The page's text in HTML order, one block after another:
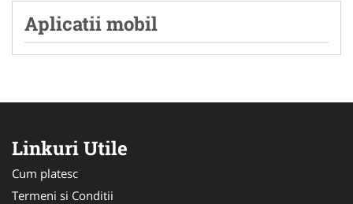
Aplicatii mobil
Linkuri Utile
Cum platesc
Termeni si Conditii